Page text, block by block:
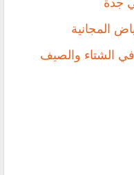
المجانية
الشتاء والصيف